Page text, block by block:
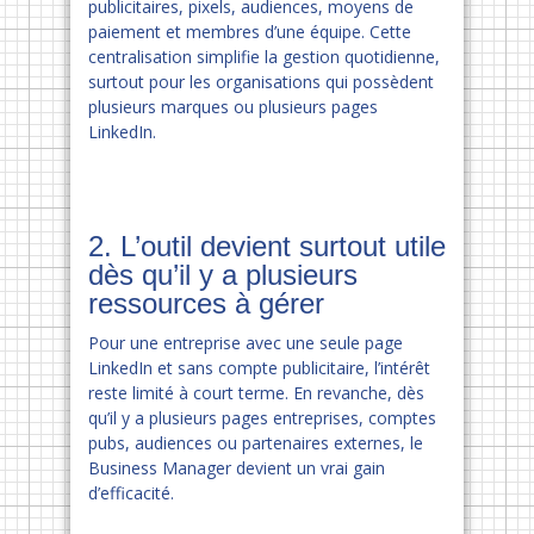
publicitaires, pixels, audiences, moyens de
paiement et membres d’une équipe. Cette
centralisation simplifie la gestion quotidienne,
surtout pour les organisations qui possèdent
plusieurs marques ou plusieurs pages
LinkedIn.
2. L’outil devient surtout utile
dès qu’il y a plusieurs
ressources à gérer
Pour une entreprise avec une seule page
LinkedIn et sans compte publicitaire, l’intérêt
reste limité à court terme. En revanche, dès
qu’il y a plusieurs pages entreprises, comptes
pubs, audiences ou partenaires externes, le
Business Manager devient un vrai gain
d’efficacité.